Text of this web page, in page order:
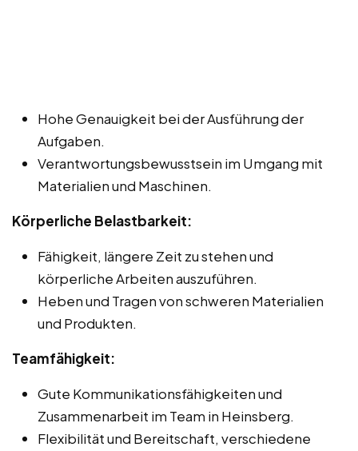
Hohe Genauigkeit bei der Ausführung der
Aufgaben.
Verantwortungsbewusstsein im Umgang mit
Materialien und Maschinen.
Körperliche Belastbarkeit:
Fähigkeit, längere Zeit zu stehen und
körperliche Arbeiten auszuführen.
Heben und Tragen von schweren Materialien
und Produkten.
Teamfähigkeit:
Gute Kommunikationsfähigkeiten und
Zusammenarbeit im Team in Heinsberg.
Flexibilität und Bereitschaft, verschiedene